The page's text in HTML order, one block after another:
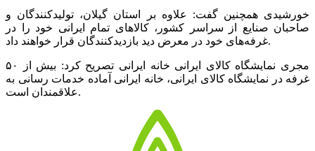
خورشیدی همچنین گفت: علاوه بر استان گیلان، تولیدکنندگان و
صاحبان صنایع از سراسر کشور، کالاهای تمام ایرانی خود را در
غرفه‌های خود در معرض دید بازدیدکنندگان قرار خواهند داد.
مجری نمایشگاه کالای ایرانی خانه ایرانی تصریح کرد: بیش از ۵۰
غرفه در نمایشگاه کالای ایرانی، خانه ایرانی آماده خدمات رسانی به
علاقمندان است.